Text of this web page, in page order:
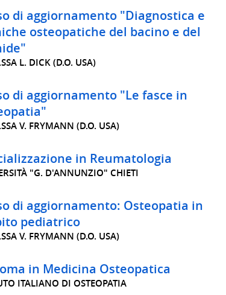
di aggiornamento "Diagnostica e
osteopatiche del bacino e del
L. DICK (D.O. USA)
di aggiornamento "Le fasce in
V. FRYMANN (D.O. USA)
in Reumatologia
"G. D'ANNUNZIO" CHIETI
di aggiornamento: Osteopatia in
pediatrico
V. FRYMANN (D.O. USA)
in Medicina Osteopatica
ITALIANO DI OSTEOPATIA